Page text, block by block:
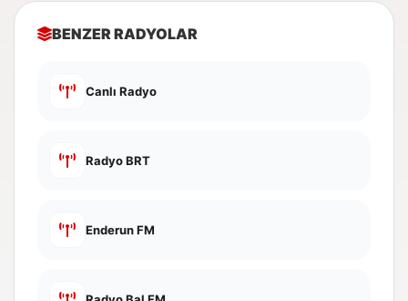
BENZER RADYOLAR
Canlı Radyo
Radyo BRT
Enderun FM